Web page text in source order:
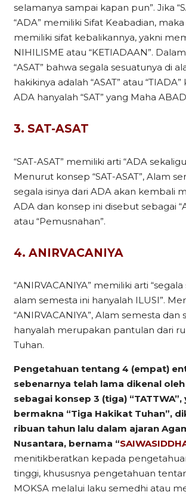
selamanya sampai kapan pun”. Jika
“ADA” memiliki Sifat Keabadian, maka
memiliki sifat kebalikannya, yakni
NIHILISME atau “KETIADAAN”.
“ASAT” bahwa segala sesuatunya di
hakikinya adalah “ASAT” atau
ADA hanyalah “SAT” yang Maha
3. SAT-ASAT
“SAT-ASAT” memiliki arti “ADA
Menurut konsep “SAT-ASAT”, Alam
segala isinya dari ADA akan kembali
ADA dan konsep ini disebut sebagai
atau “Pemusnahan”.
4. ANIRVACANIYA
“ANIRVACANIYA” memiliki arti
alam semesta ini hanyalah ILUSI”.
“ANIRVACANIYA”, Alam semesta dan
hanyalah merupakan pantulan dari
Tuhan.
Pengetahuan tentang 4 (empat)
sebenarnya telah lama dikenal
sebagai konsep 3 (tiga) “TATTWA”,
bermakna “Tiga Hakikat Tuhan”,
ribuan tahun lalu dalam ajaran
Nusantara, bernama “
menitikberatkan kepada
tinggi, khususnya pengetahuan
MOKSA melalui laku semedhi atau